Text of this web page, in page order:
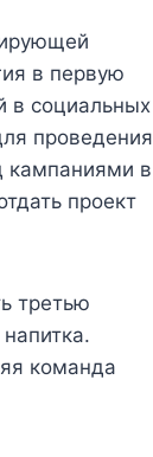
в первую
в социальных
проведения
кампаниями в
проект
третью
команда